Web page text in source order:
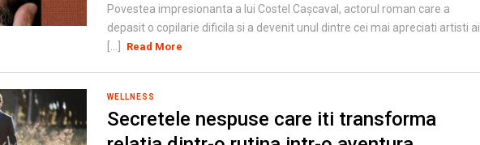
Povestea impresionanta a lui Costel Cașcaval, actorul roman care a
depasit o copilarie dificila si a devenit unul dintre cei mai apreciati artisti ai
Read More
WELLNESS
Secretele nespuse care iti transforma